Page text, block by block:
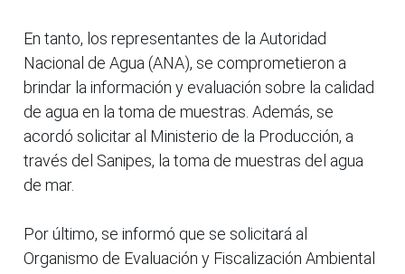
En tanto, los representantes de la Autoridad
Nacional de Agua (ANA), se comprometieron a
brindar la información y evaluación sobre la calidad
de agua en la toma de muestras. Además, se
acordó solicitar al Ministerio de la Producción, a
través del Sanipes, la toma de muestras del agua
de mar.
Por último, se informó que se solicitará al
Organismo de Evaluación y Fiscalización Ambiental